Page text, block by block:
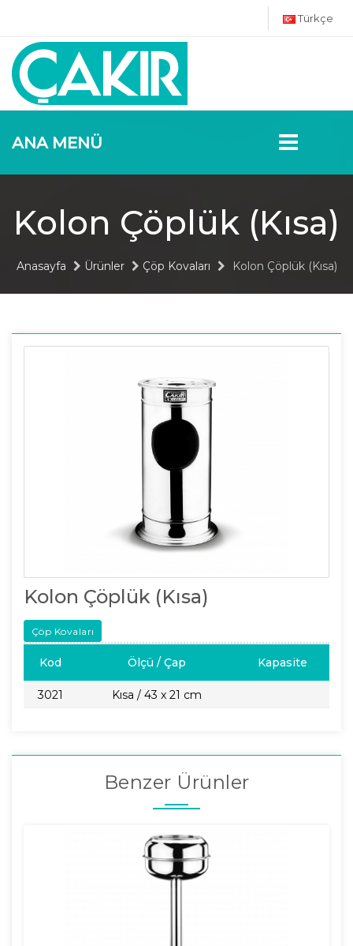
Türkçe
ANA MENÜ
Kolon Çöplük (Kısa)
Anasayfa Ürünler Çöp Kovaları Kolon Çöplük (Kısa)
Kolon Çöplük (Kısa)
Çöp Kovaları
Kod Ölçü / Çap Kapasite
3021 Kısa / 43 x 21 cm
Benzer Ürünler